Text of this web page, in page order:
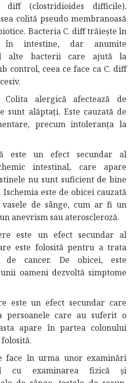
(clostridioides difficile).
colită pseudo membranoasă
Bacteria C. diff trăiește în
în intestine, dar anumite
alte bacterii care ajută la
control, ceea ce face ca C. diff
Colita alergică afectează de
sunt alăptați. Este cauzată de
precum intoleranța la
este un efect secundar al
intestinal, care apare
nu sunt suficient de bine
este de obicei cauzată
de sânge, cum ar fi un
anevrism sau ateroscleroză.
este un efect secundar al
este folosită pentru a trata
cancer. De obicei, este
oameni dezvoltă simptome
este un efect secundar care
persoanele care au suferit o
apare în partea colonului
face în urma unor examinări
cu examinarea fizică și